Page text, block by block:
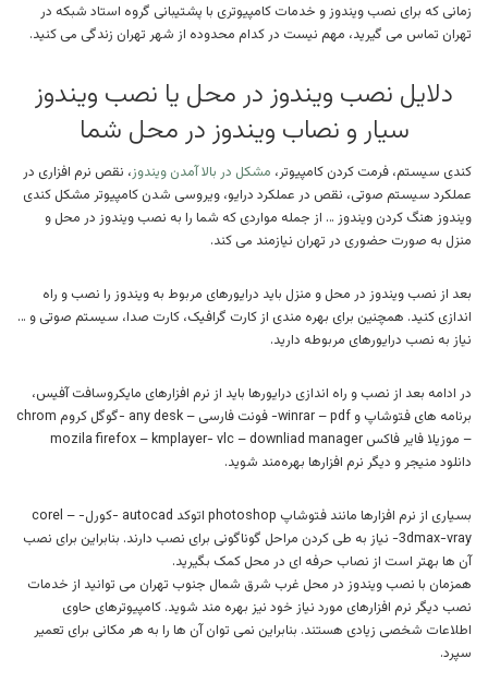
زمانی که برای نصب ویندوز و خدمات کامپیوتری با پشتیبانی گروه استاد شبکه در
تهران تماس می گیرید، مهم نیست در کدام محدوده از شهر تهران زندگی می کنید.
دلایل نصب ویندوز در محل یا نصب ویندوز
سیار و نصاب ویندوز در محل شما
کندی سیستم، فرمت کردن کامپیوتر، مشکل در بالا آمدن ویندوز، نقص نرم افزاری در
عملکرد سیستم صوتی، نقص در عملکرد درایو، ویروسی شدن کامپیوتر مشکل کندی
ویندوز هنگ کردن ویندوز … از جمله مواردی که شما را به نصب ویندوز در محل و
منزل به صورت حضوری در تهران نیازمند می کند.
بعد از نصب ویندوز در محل و منزل باید درایورهای مربوط به ویندوز را نصب و راه
اندازی کنید. همچنین برای بهره مندی از کارت گرافیک، کارت صدا، سیستم صوتی و …
نیاز به نصب درایورهای مربوطه دارید.
در ادامه بعد از نصب و راه اندازی درایورها باید از نرم افزارهای مایکروسافت آفیس،
برنامه های فتوشاپ و winrar – pdf- فونت فارسی – any desk -گوگل کروم chrom
– موزیلا فایر فاکس mozila firefox – kmplayer- vlc – downliad manager
دانلود منیجر و دیگر نرم افزارها بهره‌مند شوید.
بسیاری از نرم افزارها مانند فتوشاپ photoshop اتوکد autocad -کورل- corel –
3dmax-vray- نیاز به طی کردن مراحل گوناگونی برای نصب دارند. بنابراین برای نصب
آن ها بهتر است از نصاب حرفه ای در محل کمک بگیرید.
همزمان با نصب ویندوز در محل غرب شرق شمال جنوب تهران می توانید از خدمات
نصب دیگر نرم افزارهای مورد نیاز خود نیز بهره مند شوید. کامپیوترهای حاوی
اطلاعات شخصی زیادی هستند. بنابراین نمی توان آن ها را به هر مکانی برای تعمیر
سپرد.